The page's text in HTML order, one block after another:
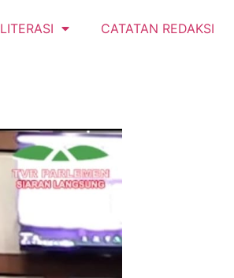
LITERASI CATATAN REDAKSI